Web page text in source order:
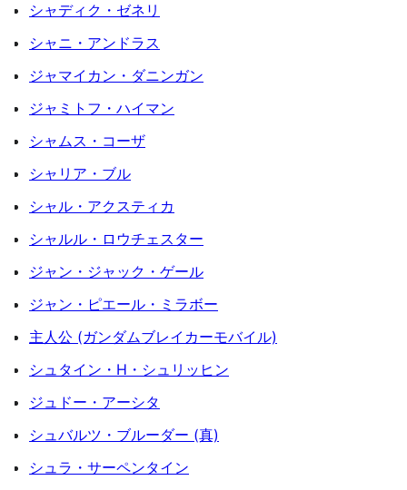
シャディク・ゼネリ
シャニ・アンドラス
ジャマイカン・ダニンガン
ジャミトフ・ハイマン
シャムス・コーザ
シャリア・ブル
シャル・アクスティカ
シャルル・ロウチェスター
ジャン・ジャック・ゲール
ジャン・ピエール・ミラボー
主人公 (ガンダムブレイカーモバイル)
シュタイン・H・シュリッヒン
ジュドー・アーシタ
シュバルツ・ブルーダー (真)
シュラ・サーペンタイン